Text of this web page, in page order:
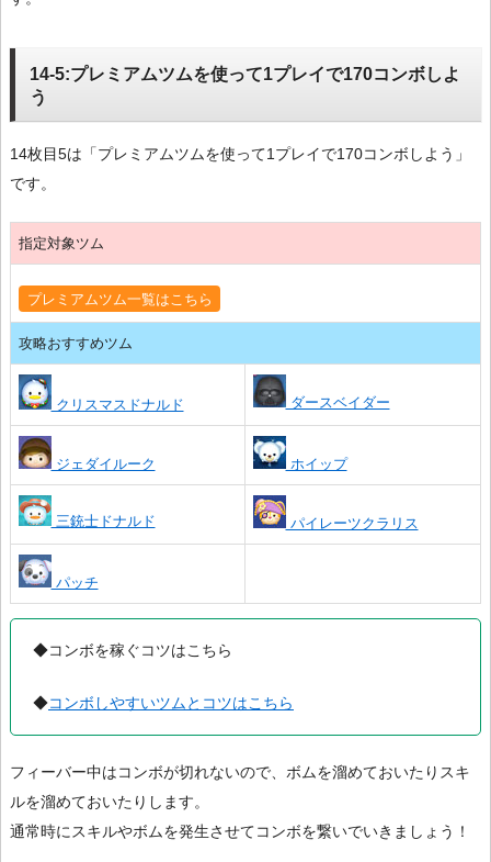
14-5:プレミアムツムを使って1プレイで170コンボしよ
う
14枚目5は「プレミアムツムを使って1プレイで170コンボしよう」
です。
指定対象ツム
プレミアムツム一覧はこちら
攻略おすすめツム
クリスマスドナルド ダースベイダー
ジェダイルーク ホイップ
三銃士ドナルド パイレーツクラリス
パッチ
◆コンボを稼ぐコツはこちら
◆コンボしやすいツムとコツはこちら
フィーバー中はコンボが切れないので、ボムを溜めておいたりスキ
ルを溜めておいたりします。
通常時にスキルやボムを発生させてコンボを繋いでいきましょう！